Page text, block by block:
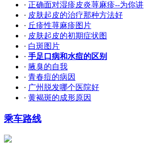
· 正确面对湿疹皮炎荨麻疹--为你讲
· 皮肤起皮的治疗那种方法好
· 丘疹性荨麻疹图片
· 皮肤起皮的初期症状图
· 白斑图片
· 手足口病和水痘的区别
· 腋臭的自我
· 青春痘的病因
· 广州脱发哪个医院好
· 黄褐斑的成形原因
乘车路线